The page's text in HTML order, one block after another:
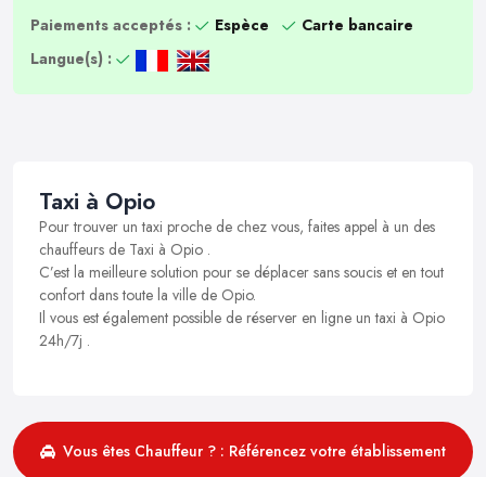
Paiements acceptés :
Espèce
Carte bancaire
Langue(s) :
Taxi à Opio
Pour trouver un taxi proche de chez vous, faites appel à un des
chauffeurs de Taxi à Opio .
C’est la meilleure solution pour se déplacer sans soucis et en tout
confort dans toute la ville de Opio.
Il vous est également possible de réserver en ligne un taxi à Opio
24h/7j .
Vous êtes Chauffeur ? : Référencez votre établissement